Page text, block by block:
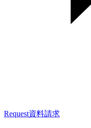
Request資料請求